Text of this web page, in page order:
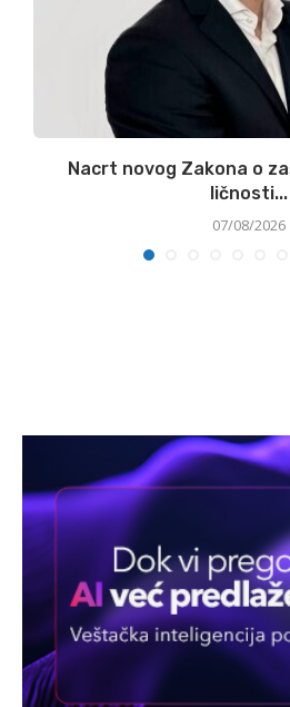
Nacrt novog Zakona o
ličnosti...
07/08/2026